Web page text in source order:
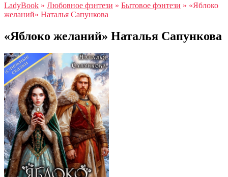
LadyBook » Любовное фэнтези » Бытовое фэнтези » «Яблоко
желаний» Наталья Сапункова
«Яблоко желаний» Наталья Сапункова